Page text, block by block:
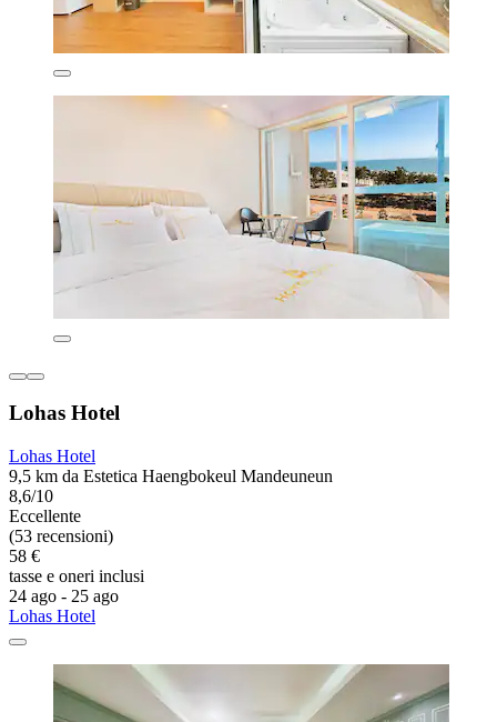
Lohas Hotel
Lohas Hotel
9,5 km da Estetica Haengbokeul Mandeuneun
8,6/10
Eccellente
(53 recensioni)
58 €
tasse e oneri inclusi
24 ago - 25 ago
Lohas Hotel